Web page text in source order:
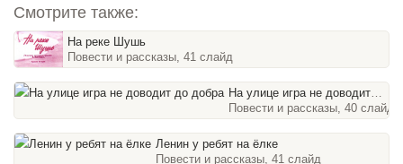
Смотрите также:
На реке Шушь
Повести и рассказы, 41 слайд
На улице игра не доводит до добра
Повести и рассказы, 40
Ленин у ребят на ёлке
Повести и рассказы, 41 слайд